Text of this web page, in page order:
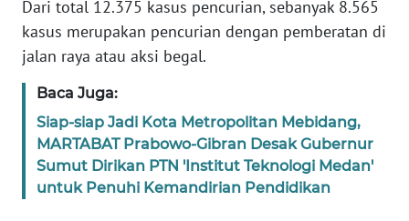
Dari total 12.375 kasus pencurian, sebanyak 8.565
kasus merupakan pencurian dengan pemberatan di
jalan raya atau aksi begal.
Baca Juga:
Siap-siap Jadi Kota Metropolitan Mebidang,
MARTABAT Prabowo-Gibran Desak Gubernur
Sumut Dirikan PTN 'Institut Teknologi Medan'
untuk Penuhi Kemandirian Pendidikan
SULTENG
WN
SULBAR
WN